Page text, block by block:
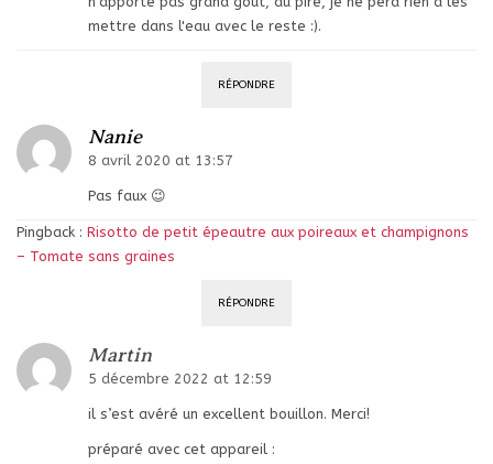
mettre dans l'eau avec le reste :).
RÉPONDRE
Nanie
8 avril 2020 at 13:57
Pas faux 😉
Pingback : Risotto de petit épeautre aux poireaux et champignons
– Tomate sans graines
RÉPONDRE
Martin
5 décembre 2022 at 12:59
il s’est avéré un excellent bouillon. Merci!
préparé avec cet appareil :